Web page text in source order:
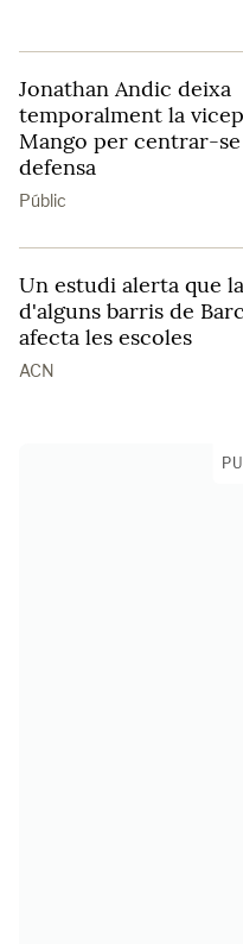
Jonathan Andic deixa
temporalment la
Mango per centrar-se
defensa
Públic
Un estudi alerta que
d'alguns barris de
afecta les escoles
ACN